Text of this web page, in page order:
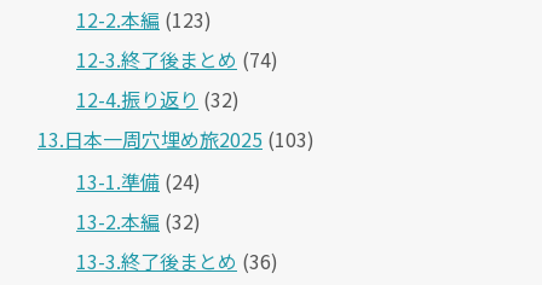
12-2.本編 (123)
12-3.終了後まとめ (74)
12-4.振り返り (32)
13.日本一周穴埋め旅2025 (103)
13-1.準備 (24)
13-2.本編 (32)
13-3.終了後まとめ (36)